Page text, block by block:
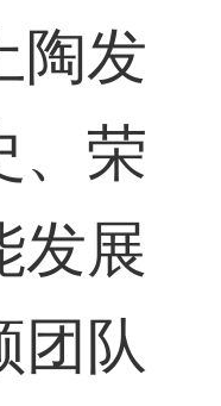
陶发
、荣
发展
团队